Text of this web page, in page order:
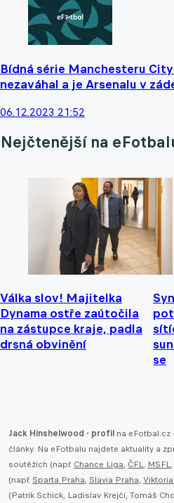
Bídná série Manchesteru
nezaváhal a je Arsenalu v
06.12.2023 21:52
Nejčtenější na
Válka slov! Majitelka
Dynama ostře zaútočila
na zástupce kraje, padla
drsná obvinění
se
Jack Hinshelwood - profil na eFotbal.cz
články. Na eFotbalu najdete aktuality a
soutěžích (např. Chance Liga, ČFL, MSFL,
(např. Sparta Praha, Slavia Praha,
(Patrik Schick, Ladislav Krejčí, Tomáš